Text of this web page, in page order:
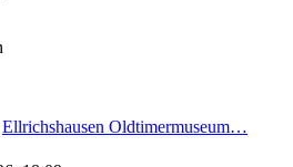
Ellrichshausen Oldtimermuseum…